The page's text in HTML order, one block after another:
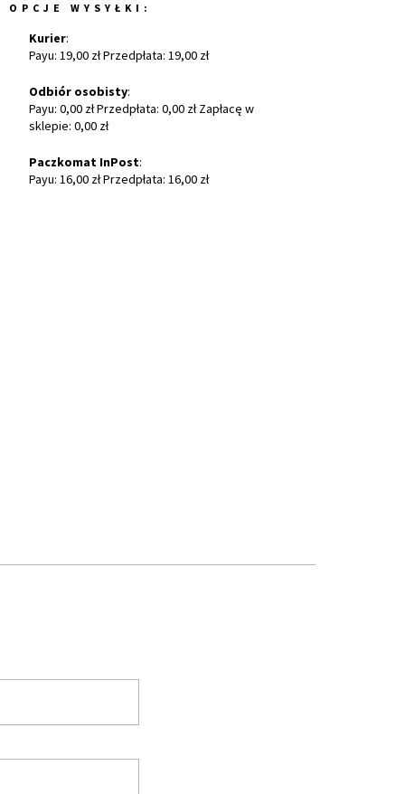
OPCJE WYSYŁKI:
Kurier:
Payu: 19,00 zł Przedpłata: 19,00 zł
Odbiór osobisty:
Payu: 0,00 zł Przedpłata: 0,00 zł Zapłacę w
sklepie: 0,00 zł
Paczkomat InPost:
Payu: 16,00 zł Przedpłata: 16,00 zł